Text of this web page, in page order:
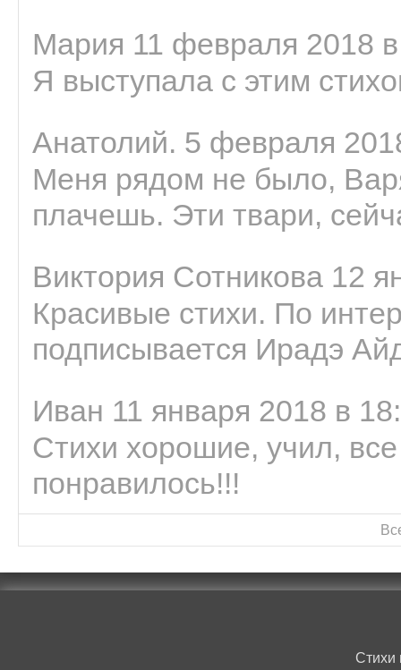
Мария 11 февраля 2018
Я выступала с этим
Анатолий. 5 февраля
Меня рядом не было,
плачешь. Эти твари,
Виктория Сотникова 12
Красивые стихи. По
подписывается Ирадэ
Иван 11 января 2018 в
Стихи хорошие, учил,
понравилось!!!
Стихи